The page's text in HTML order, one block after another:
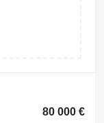
80 000 €